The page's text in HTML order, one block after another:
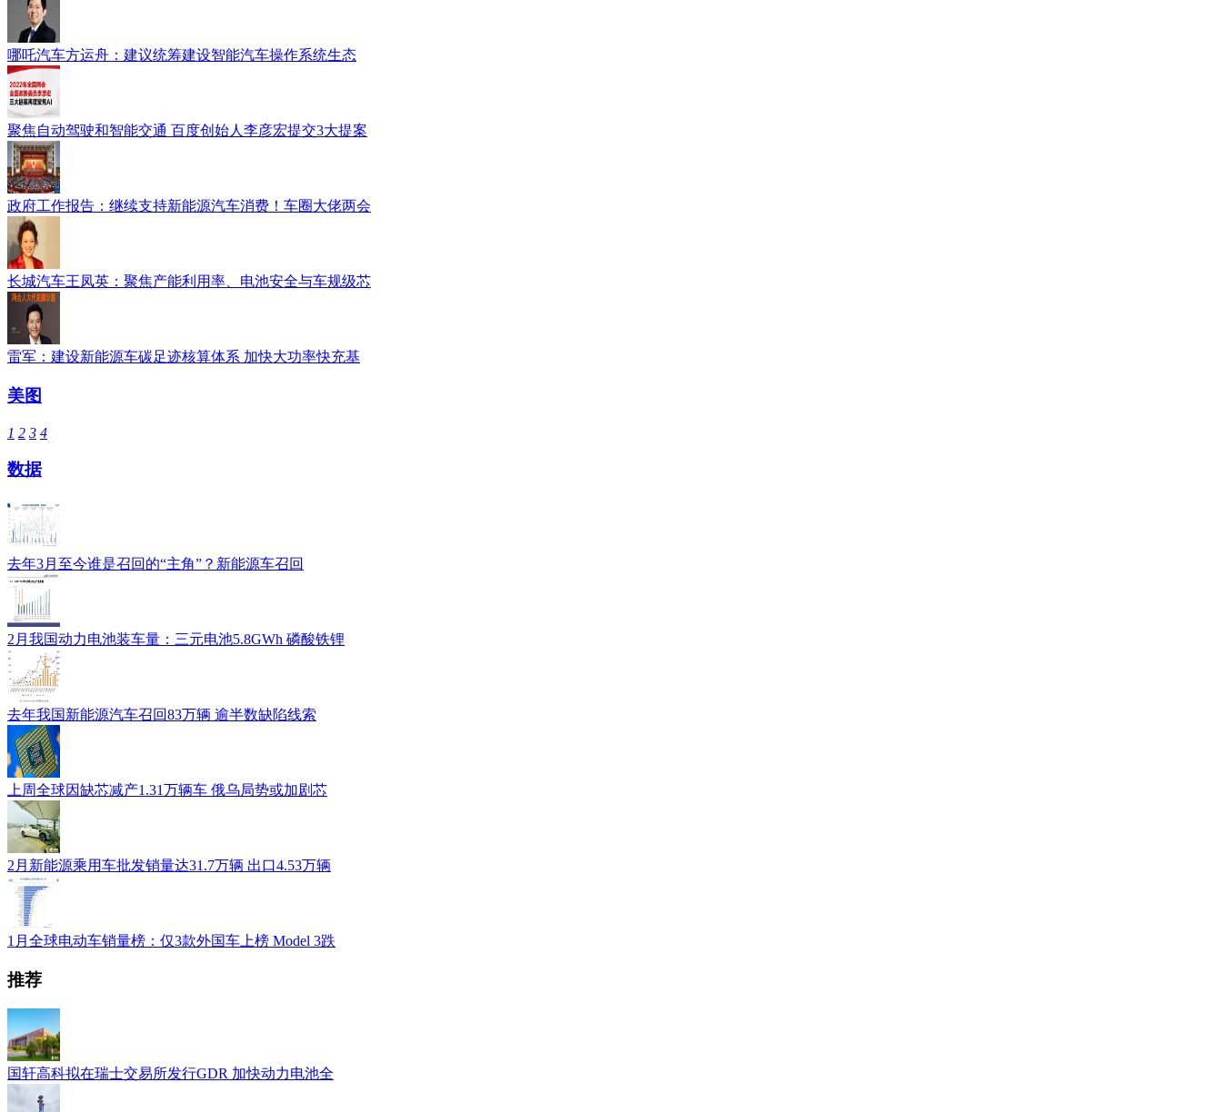
哪吒汽车方运舟：建议统筹建设智能汽车操作系统生态
聚焦自动驾驶和智能交通 百度创始人李彦宏提交3大提案
政府工作报告：继续支持新能源汽车消费！车圈大佬两会
长城汽车王凤英：聚焦产能利用率、电池安全与车规级芯
雷军：建设新能源车碳足迹核算体系 加快大功率快充基
美图
1 2 3 4
数据
去年3月至今谁是召回的“主角”？新能源车召回
2月我国动力电池装车量：三元电池5.8GWh 磷酸铁锂
去年我国新能源汽车召回83万辆 逾半数缺陷线索
上周全球因缺芯减产1.31万辆车 俄乌局势或加剧芯
2月新能源乘用车批发销量达31.7万辆 出口4.53万辆
1月全球电动车销量榜：仅3款外国车上榜 Model 3跌
推荐
国轩高科拟在瑞士交易所发行GDR 加快动力电池全